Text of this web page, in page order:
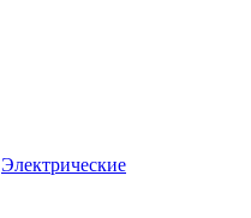
Электрические